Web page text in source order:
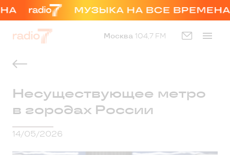
Москва 104,7 FM
Несуществующее метро
в городах России
14/05/2026